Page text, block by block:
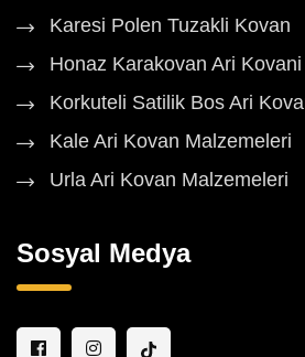
Karesi Polen Tuzakli Kovan
Honaz Karakovan Ari Kovani
Korkuteli Satilik Bos Ari
Kale Ari Kovan Malzemeleri
Urla Ari Kovan Malzemeleri
Sosyal Medya